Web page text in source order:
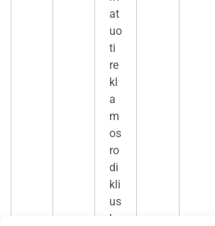
at
uo
ti
re
kl
a
m
os
ro
di
kli
us
be